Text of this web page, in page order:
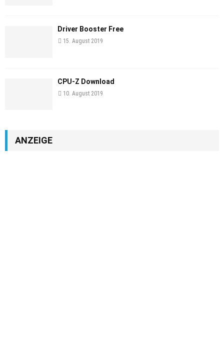
Driver Booster Free
15. August 2019
CPU-Z Download
10. August 2019
ANZEIGE